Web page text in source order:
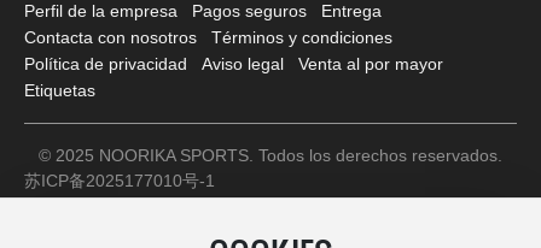
Perfil de la empresa Pagos seguros
Entrega
Contacta con nosotros
Términos y condiciones
Política de privacidad
Aviso legal
Venta al por mayor
Etiquetas
© 2025 NOORIKA SPORTS. Todos los derechos reservados.
苏ICP备2025177010号-1